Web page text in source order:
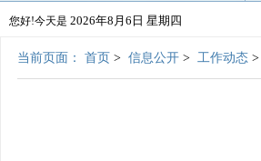
您好!今天是 2026年8月6日 星期四
当前页面： 首页 > 信息公开 > 工作动态 >